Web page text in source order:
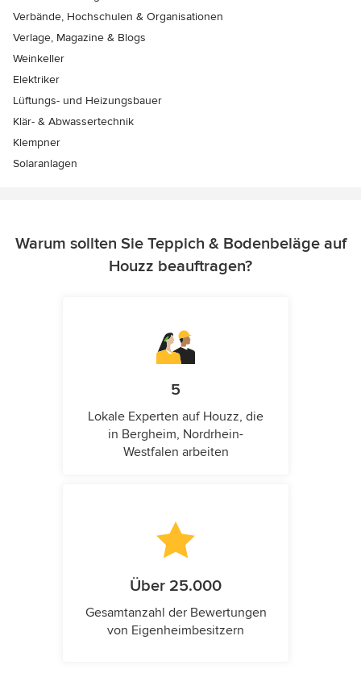
Verbände, Hochschulen & Organisationen
Verlage, Magazine & Blogs
Weinkeller
Elektriker
Lüftungs- und Heizungsbauer
Klär- & Abwassertechnik
Klempner
Solaranlagen
Warum sollten Sie Teppich & Bodenbeläge auf
Houzz beauftragen?
5
Lokale Experten auf Houzz, die
in Bergheim, Nordrhein-
Westfalen arbeiten
Über 25.000
Gesamtanzahl der Bewertungen
von Eigenheimbesitzern